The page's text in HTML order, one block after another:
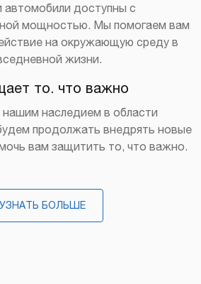
автомобили доступны с
мощностью. Мы помогаем вам
на окружающую среду в
жизни.
то. что важно
наследием в области
продолжать внедрять новые
вам защитить то, что важно.
УЗНАТЬ БОЛЬШЕ